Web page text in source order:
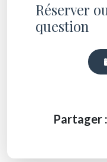
Réserver
question
Partager :